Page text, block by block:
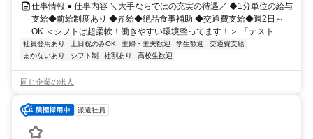
仕事情報 ● 仕事内容 ＼大手ならではの充実の待遇／ ◆1分単位の給与
支給◆前給制度あり ◆昇給◆絶品食事補助 ◆交通費支給◆週2日～
OK ＜シフトは超柔軟！働きやすい環境整ってます！＞ 「テスト...
社員登用あり 土日祝のみOK 主婦・主夫歓迎 学生歓迎
交通費支給
まかないあり
シフト制 社割あり 高校生歓迎
同じ企業の求人
派遣社員